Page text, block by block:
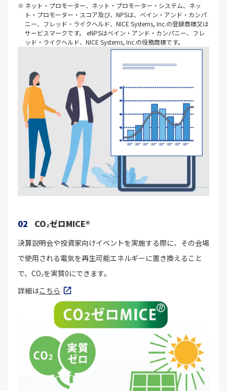
ネット・プロモーター、ネット・プロモーター・システム、ネッ
ト・プロモーター・スコア及び、NPSは、ベイン・アンド・カンパ
ニー、フレッド・ライクヘルド、NICE Systems, Inc.の登録商標又は
サービスマークです。 eNPSはベイン・アンド・カンパニー、フレ
ッド・ライクヘルド、NICE Systems, Inc.の役務商標です。
02 CO₂ゼロMICE®
決算説明会や投資家向けイベントを実施する際に、その会場
で使用される電気を再生可能エネルギーに置き換えること
で、CO₂を実質0にできます。
詳細はこちら